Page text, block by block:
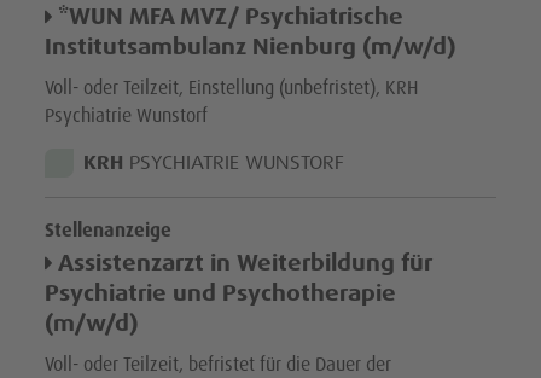
*WUN MFA MVZ/ Psychiatrische
Institutsambulanz Nienburg (m/w/d)
Voll- oder Teilzeit, Einstellung (unbefristet), KRH
Psychiatrie Wunstorf
STANDORT:
KRH PSYCHIATRIE WUNSTORF
Stellenanzeige
Assistenzarzt in Weiterbildung für
Psychiatrie und Psychotherapie
(m/w/d)
Voll- oder Teilzeit, befristet für die Dauer der